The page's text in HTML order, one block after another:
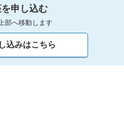
申し込む
部へ移動します
込みはこちら